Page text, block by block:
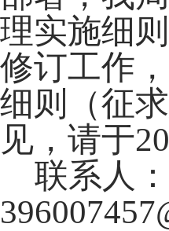
理实施细
修订工作
细则（征
见，请于
联系人：